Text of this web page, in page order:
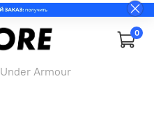
0
Under Armour